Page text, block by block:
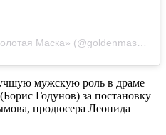
мужскую роль в драме
Годунов) за постановку
продюсера Леонида